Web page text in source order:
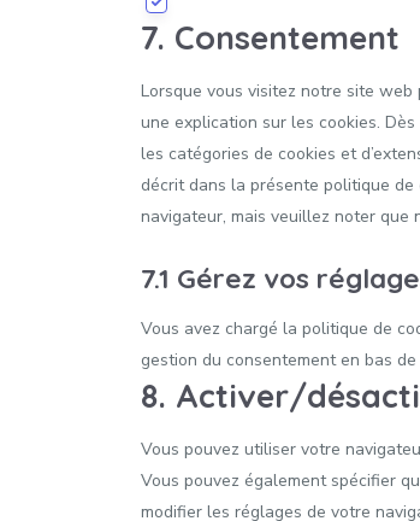
7. Consentement
Lorsque vous visitez notre site
une explication sur les cookies.
les catégories de cookies et
décrit dans la présente politique de
navigateur, mais veuillez noter
7.1 Gérez vos
Vous avez chargé la politique de
gestion du consentement en bas
8. Activer/
Vous pouvez utiliser votre
Vous pouvez également spécifier
modifier les réglages de votre